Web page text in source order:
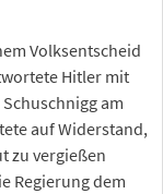
Volksentscheid
Hitler mit
am
auf Widerstand,
zu vergießen
Regierung dem